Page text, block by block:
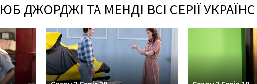
ДЖОРДЖІ ТА МЕНДІ ВСІ СЕРІЇ